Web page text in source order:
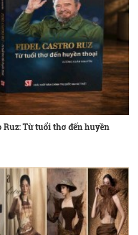
Ruz: Từ tuổi thơ đến huyền